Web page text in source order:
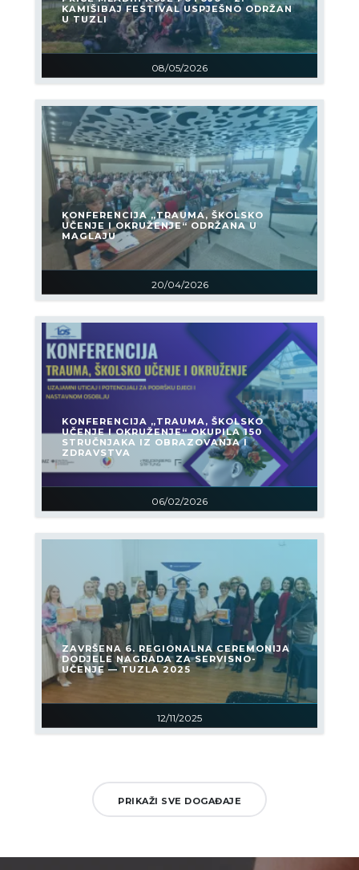
08/05/2026
KAMIŠIBAJ FESTIVAL USPJEŠNO ODRŽAN
U TUZLI
20/04/2026
KONFERENCIJA „TRAUMA, ŠKOLSKO
UČENJE I OKRUŽENJE“ ODRŽANA U
MAGLAJU
06/02/2026
KONFERENCIJA „TRAUMA, ŠKOLSKO
UČENJE I OKRUŽENJE“ OKUPILA 150
STRUČNJAKA IZ OBRAZOVANJA I
ZDRAVSTVA
12/11/2025
ZAVRŠENA 6. REGIONALNA CEREMONIJA
DODJELE NAGRADA ZA SERVISNO-
UČENJE — TUZLA 2025
PRIKAŽI SVE DOGAĐAJE